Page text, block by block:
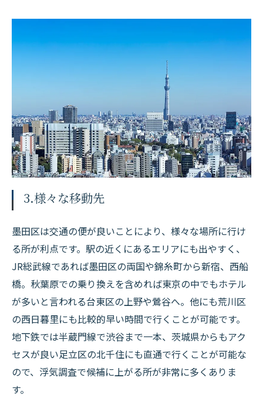
3.様々な移動先
墨田区は交通の便が良いことにより、様々な場所に行け
る所が利点です。駅の近くにあるエリアにも出やすく、
JR総武線であれば墨田区の両国や錦糸町から新宿、西船
橋。秋葉原での乗り換えを含めれば東京の中でもホテル
が多いと言われる台東区の上野や鶯谷へ。他にも荒川区
の西日暮里にも比較的早い時間で行くことが可能です。
地下鉄では半蔵門線で渋谷まで一本、茨城県からもアク
セスが良い足立区の北千住にも直通で行くことが可能な
ので、浮気調査で候補に上がる所が非常に多くありま
す。